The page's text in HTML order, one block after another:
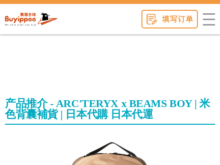
填写订单
产品推介 - ARC'TERYX x BEAMS BOY | 米
色背囊補貨 | 日本代購 日本代運